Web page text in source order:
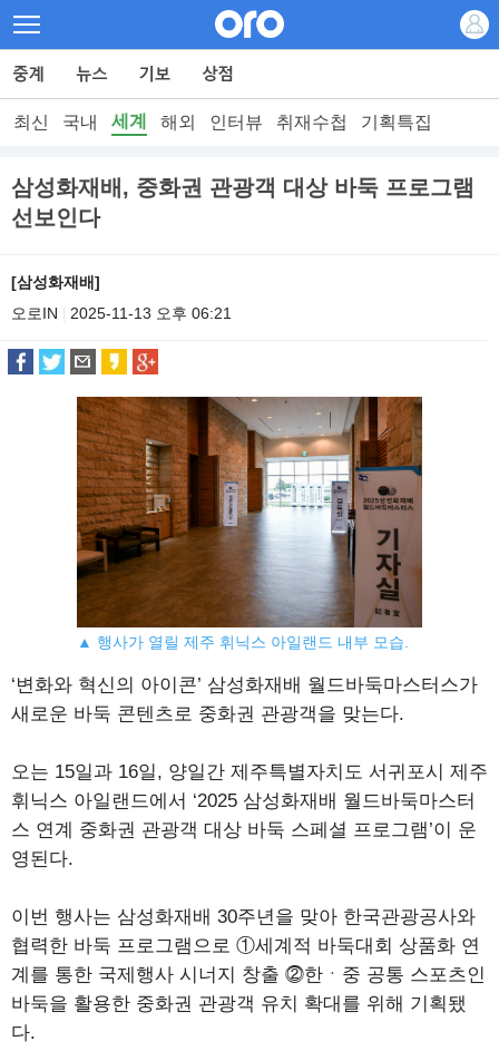
최신 국내 세계 해외 인터뷰 취재수첩 기획특집
삼성화재배, 중화권 관광객 대상 바둑 프로그램
선보인다
[삼성화재배]
오로IN
2025-11-13 오후 06:21
▲ 행사가 열릴 제주 휘닉스 아일랜드 내부 모습.
‘변화와 혁신의 아이콘’ 삼성화재배 월드바둑마스터스가
새로운 바둑 콘텐츠로 중화권 관광객을 맞는다.
오는 15일과 16일, 양일간 제주특별자치도 서귀포시 제주
휘닉스 아일랜드에서 ‘2025 삼성화재배 월드바둑마스터
스 연계 중화권 관광객 대상 바둑 스페셜 프로그램’이 운
영된다.
이번 행사는 삼성화재배 30주년을 맞아 한국관광공사와
협력한 바둑 프로그램으로 ①세계적 바둑대회 상품화 연
계를 통한 국제행사 시너지 창출 ⓶한ㆍ중 공통 스포츠인
바둑을 활용한 중화권 관광객 유치 확대를 위해 기획됐
다.